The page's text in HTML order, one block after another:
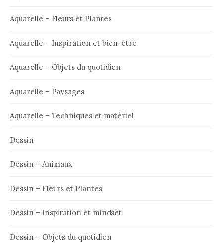
Aquarelle – Fleurs et Plantes
Aquarelle – Inspiration et bien-être
Aquarelle – Objets du quotidien
Aquarelle – Paysages
Aquarelle – Techniques et matériel
Dessin
Dessin – Animaux
Dessin – Fleurs et Plantes
Dessin – Inspiration et mindset
Dessin – Objets du quotidien